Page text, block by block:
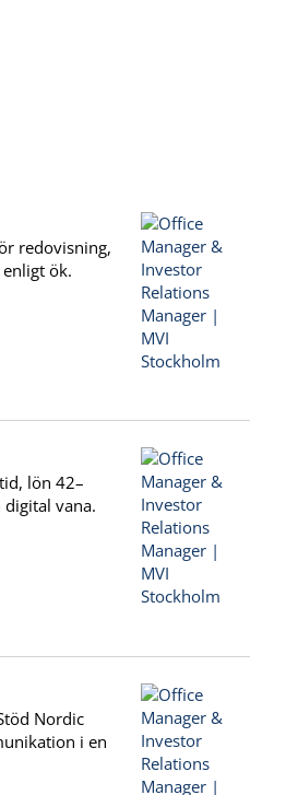
redovisning,
ök.
lön 42–
vana.
Nordic
i en